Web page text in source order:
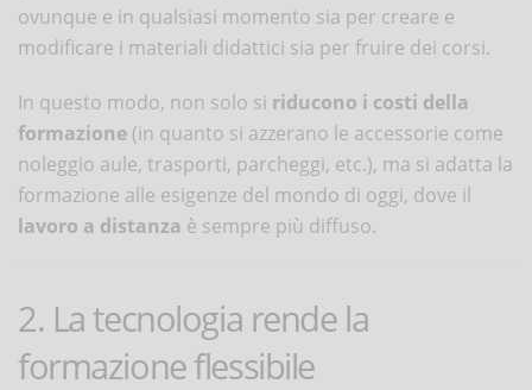
ovunque e in qualsiasi momento sia per creare e
modificare i materiali didattici sia per fruire dei corsi.
In questo modo, non solo si riducono i costi della
formazione (in quanto si azzerano le accessorie come
noleggio aule, trasporti, parcheggi, etc.), ma si adatta la
formazione alle esigenze del mondo di oggi, dove il
lavoro a distanza è sempre più diffuso.
2. La tecnologia rende la
formazione flessibile